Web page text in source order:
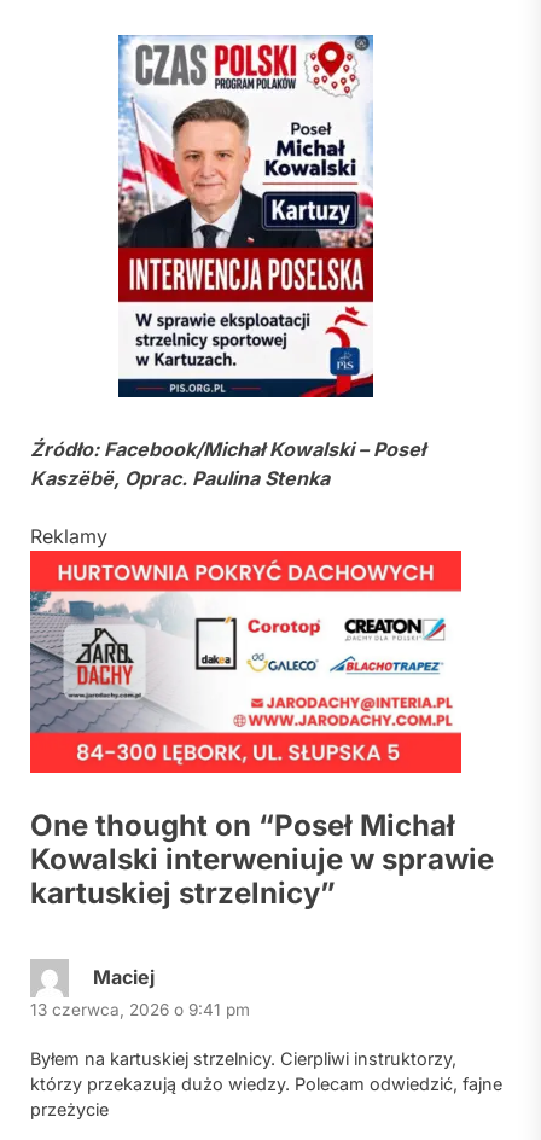
Źródło: Facebook/Michał Kowalski – Poseł
Kaszëbë, Oprac. Paulina Stenka
Reklamy
One thought on “Poseł Michał
Kowalski interweniuje w sprawie
kartuskiej strzelnicy”
Maciej
13 czerwca, 2026 o 9:41 pm
Byłem na kartuskiej strzelnicy. Cierpliwi instruktorzy,
którzy przekazują dużo wiedzy. Polecam odwiedzić, fajne
przeżycie